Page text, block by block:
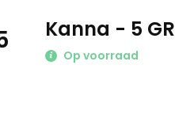
Kanna - 5 GR
Op voorraad